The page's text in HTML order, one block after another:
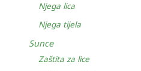
Njega lica
Njega tijela
Sunce
Zaštita za lice